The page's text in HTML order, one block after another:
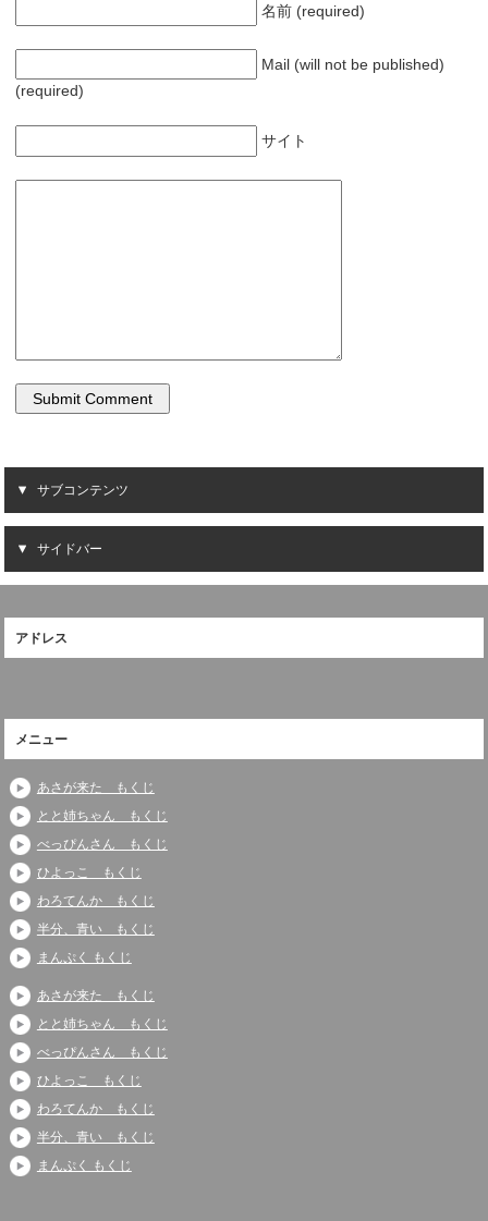
名前 (required)
Mail (will not be published)
(required)
サイト
サブコンテンツ
サイドバー
アドレス
メニュー
あさが来た もくじ
とと姉ちゃん もくじ
べっぴんさん もくじ
ひよっこ もくじ
わろてんか もくじ
半分、青い もくじ
まんぷく もくじ
あさが来た もくじ
とと姉ちゃん もくじ
べっぴんさん もくじ
ひよっこ もくじ
わろてんか もくじ
半分、青い もくじ
まんぷく もくじ